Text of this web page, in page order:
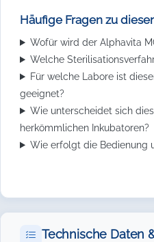
Häufige Fragen zu
Wofür wird der Alphavita
Welche
Für welche Labore ist
geeignet?
Wie unterscheidet sich
herkömmlichen Inkubatoren?
Wie erfolgt die Bedienung
Technische Daten